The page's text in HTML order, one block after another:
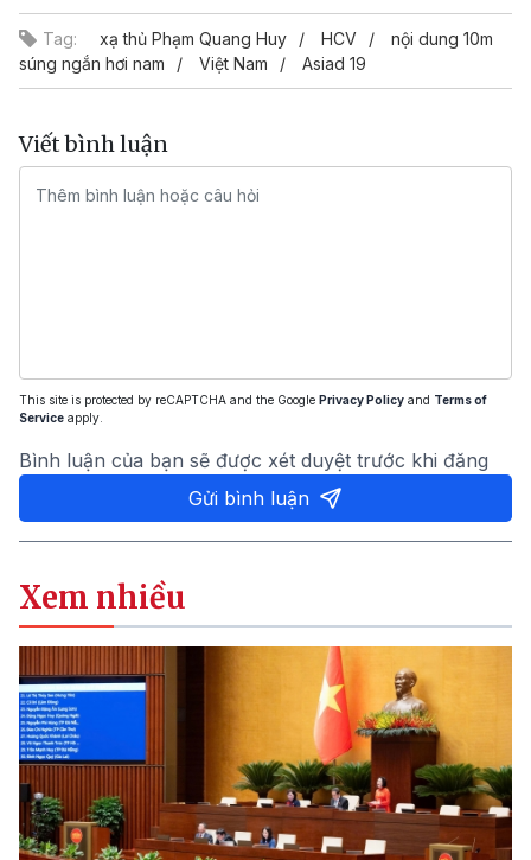
Tag: xạ thủ Phạm Quang Huy HCV
nội dung 10m
súng ngắn hơi nam
Việt Nam Asiad 19
Viết bình luận
This site is protected by reCAPTCHA and the Google Privacy Policy and Terms of
Service apply.
Bình luận của bạn sẽ được xét duyệt trước khi đăng
Gửi bình luận
Xem nhiều